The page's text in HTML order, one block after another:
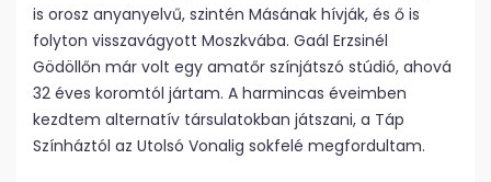
is orosz anyanyelvű, szintén Másának hívják, és ő is
folyton visszavágyott Moszkvába. Gaál Erzsinél
Gödöllőn már volt egy amatőr színjátszó stúdió, ahová
32 éves koromtól jártam. A harmincas éveimben
kezdtem alternatív társulatokban játszani, a Táp
Színháztól az Utolsó Vonalig sokfelé megfordultam.